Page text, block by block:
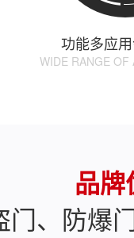
功能多应
WIDE RANGE OF
品牌
、防爆